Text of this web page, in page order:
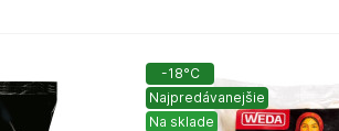
-18°C
Najpredávanejšie
Na sklade